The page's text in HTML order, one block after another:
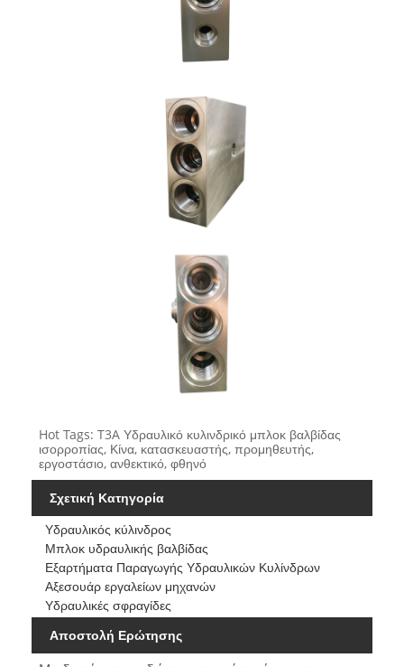
Hot Tags: T3A Υδραυλικό κυλινδρικό μπλοκ βαλβίδας
ισορροπίας, Κίνα, κατασκευαστής, προμηθευτής,
εργοστάσιο, ανθεκτικό, φθηνό
Σχετική Κατηγορία
Υδραυλικός κύλινδρος
Μπλοκ υδραυλικής βαλβίδας
Εξαρτήματα Παραγωγής Υδραυλικών Κυλίνδρων
Αξεσουάρ εργαλείων μηχανών
Υδραυλικές σφραγίδες
Αποστολή Ερώτησης